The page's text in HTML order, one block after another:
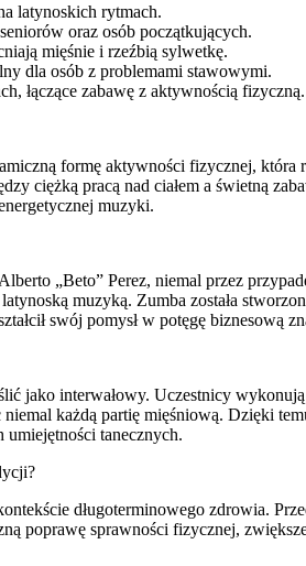
latynoskich rytmach.
oraz osób początkujących.
mięśnie i rzeźbią sylwetkę.
dla osób z problemami stawowymi.
łączące zabawę z aktywnością fizyczną.
formę aktywności fizycznej,
ciężką pracą nad ciałem a świetną
muzyki.
„Beto” Perez, niemal przez
muzyką. Zumba została
swój pomysł w potęgę biznesową
jako interwałowy. Uczestnicy
każdą partię mięśniową. Dzięki
tanecznych.
długoterminowego zdrowia.
poprawę sprawności fizycznej,